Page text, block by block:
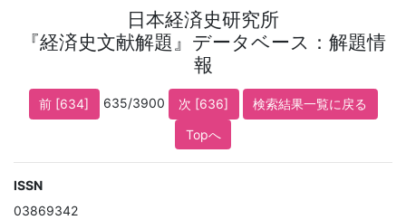
日本経済史研究所
『経済史文献解題』データベース：解題情
報
前 [634] 635/3900 次 [636]
検索結果一覧に戻る
Topへ
ISSN
03869342